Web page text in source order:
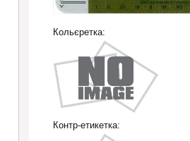
Кольєретка:
Контр-етикетка: